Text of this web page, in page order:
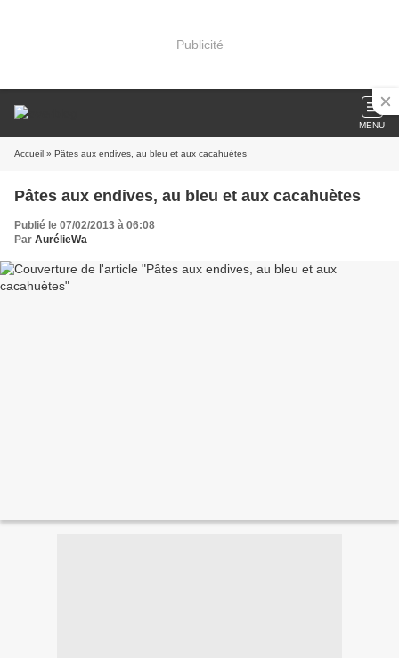
Publicité
MENU
Accueil » Pâtes aux endives, au bleu et aux cacahuètes
Pâtes aux endives, au bleu et aux cacahuètes
Publié le 07/02/2013 à 06:08
Par AurélieWa